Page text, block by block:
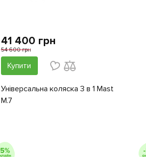
41 400 грн
54 600 грн
Купити
Універсальна коляска 3 в 1 Mast
M.7